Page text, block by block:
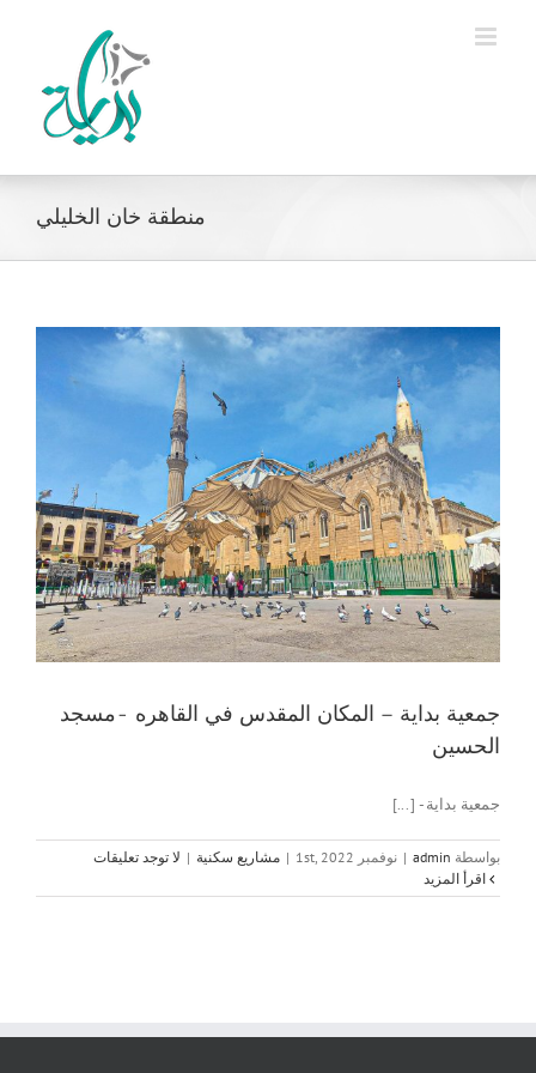
منطقة خان الخليلي
جمعية بداية – المكان المقدس في القاهره -مسجد
الحسين
جمعية بداية - [...]
بواسطة admin
| نوفمبر 1st, 2022 | مشاريع سكنية | لا توجد تعليقات